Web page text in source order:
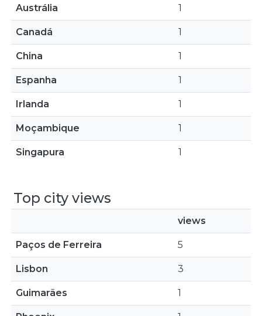
Austrália 1
Canadá 1
China 1
Espanha 1
Irlanda 1
Moçambique 1
Singapura 1
Top city views
views
Paços de Ferreira 5
Lisbon 3
Guimarães 1